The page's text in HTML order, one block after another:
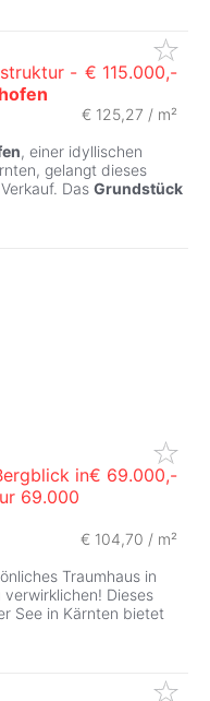
- € 115.000,-
€ 125,27 / m²
, einer idyllischen
gelangt dieses
Das Grundstück
in
69.000
€ 69.000,-
€ 104,70 / m²
Traumhaus in
Dieses
See in Kärnten bietet